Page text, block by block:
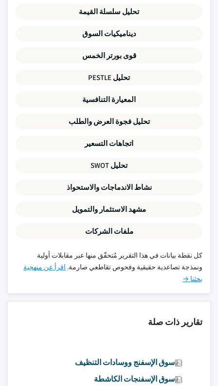
تحليل سلسلة القيمة
ديناميكيات السوق
قوى بورتر الخمس
تحليل PESTLE
المعيارة التنافسية
تحليل فجوة العرض والطلب
اتجاهات التسعير
تحليل SWOT
نشاط الاندماجات والاستحواذ
مشهد الاستثمار والتمويل
ملفات الشركات
كل نقطة بيانات في هذا التقرير مُتحقّق منها عبر مقابلات أولية
ونمذجة تصاعدية حقيقية وفحوص تقاطعي صارمة. اقرأ عن منهجية
بحثنا →
تقارير ذات صلة
سوق الإسفنج ووسادات التنظيف
سوق الإسفنجات الكاشطة